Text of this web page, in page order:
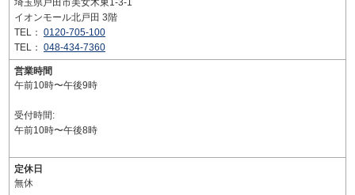
埼玉県戸田市美女木東1-3-1
イオンモール北戸田 3階
TEL： 0120-705-100
TEL： 048-434-7360
営業時間
午前10時〜午後9時
受付時間:
午前10時〜午後8時
定休日
無休